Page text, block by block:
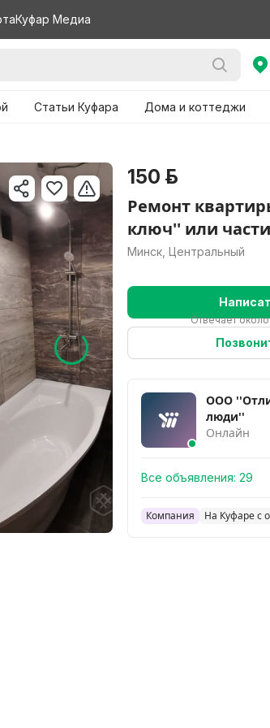
Куфар Медиа
Статьи Куфара Дома и коттеджи
150 р.
Ремонт
ключ'' или
Минск, Центральный
Отвечает
ООО
люди''
Онлайн
Все объявления: 29
Компания На Куфаре с